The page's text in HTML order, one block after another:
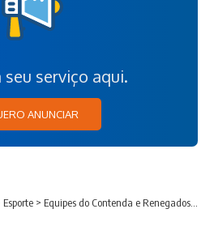
seu serviço aqui.
ANUNCIAR
Esporte > Equipes do Contenda e Renegados disputam o título da 1ª Copa Bosch